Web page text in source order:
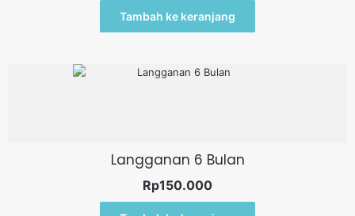
Tambah ke keranjang
Langganan 6 Bulan
Rp150.000